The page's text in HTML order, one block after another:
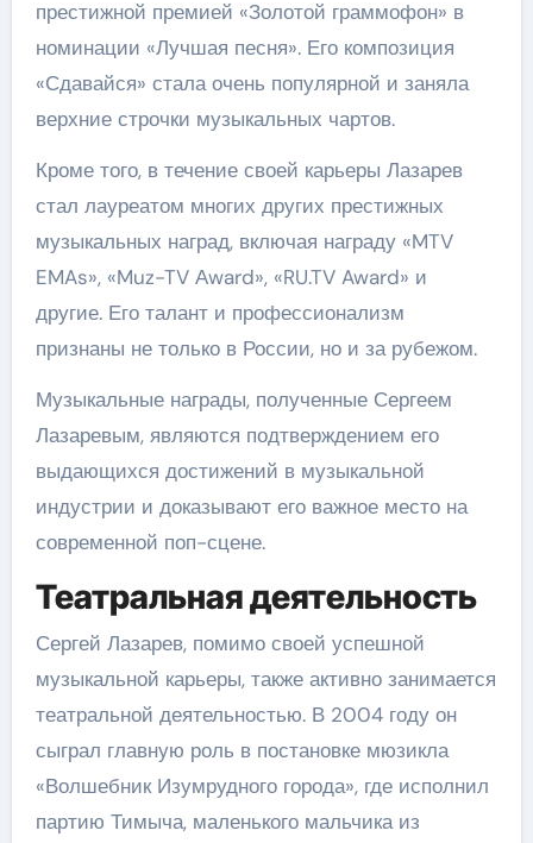
престижной премией «Золотой граммофон» в
номинации «Лучшая песня». Его композиция
«Сдавайся» стала очень популярной и заняла
верхние строчки музыкальных чартов.
Кроме того, в течение своей карьеры Лазарев
стал лауреатом многих других престижных
музыкальных наград, включая награду «MTV
EMAs», «Muz-TV Аward», «RU.TV Award» и
другие. Его талант и профессионализм
признаны не только в России, но и за рубежом.
Музыкальные награды, полученные Сергеем
Лазаревым, являются подтверждением его
выдающихся достижений в музыкальной
индустрии и доказывают его важное место на
современной поп-сцене.
Театральная деятельность
Сергей Лазарев, помимо своей успешной
музыкальной карьеры, также активно занимается
театральной деятельностью. В 2004 году он
сыграл главную роль в постановке мюзикла
«Волшебник Изумрудного города», где исполнил
партию Тимыча, маленького мальчика из